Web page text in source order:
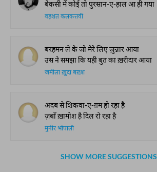
बेकसी में कोई तो पुरसान-ए-हाल आ ही गया
वहशत कलकत्तवी
बरहमन ले के जो मेरे लिए ज़ुन्नार आया
उस ने समझा कि यही बुत का ख़रीदार आया
जमीला ख़ुदा बख़्श
अदब से शिकवा-ए-ग़म हो रहा है
ज़बाँ ख़ामोश है दिल रो रहा है
मुनीर भोपाली
SHOW MORE SUGGESTIONS